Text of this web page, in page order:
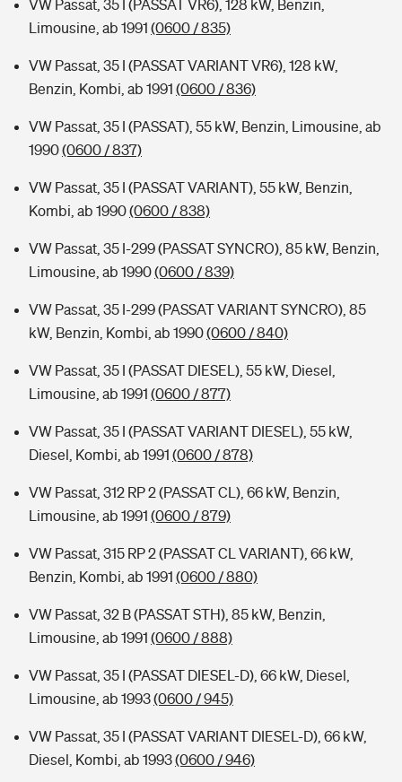
VW Passat, 35 I (PASSAT VR6), 128 kW, Benzin,
Limousine, ab 1991 (0600 / 835)
VW Passat, 35 I (PASSAT VARIANT VR6), 128 kW,
Benzin, Kombi, ab 1991 (0600 / 836)
VW Passat, 35 I (PASSAT), 55 kW, Benzin, Limousine, ab
1990(0600 / 837)
VW Passat, 35 I (PASSAT VARIANT), 55 kW, Benzin,
Kombi, ab 1990(0600 / 838)
VW Passat, 35 I-299 (PASSAT SYNCRO), 85 kW, Benzin,
Limousine, ab 1990(0600 / 839)
VW Passat, 35 I-299 (PASSAT VARIANT SYNCRO), 85
kW, Benzin, Kombi, ab 1990(0600 / 840)
VW Passat, 35 I (PASSAT DIESEL), 55 kW, Diesel,
Limousine, ab 1991 (0600 / 877)
VW Passat, 35 I (PASSAT VARIANT DIESEL), 55 kW,
Diesel, Kombi, ab 1991 (0600 / 878)
VW Passat, 312 RP 2 (PASSAT CL), 66 kW, Benzin,
Limousine, ab 1991 (0600 / 879)
VW Passat, 315 RP 2 (PASSAT CL VARIANT), 66 kW,
Benzin, Kombi, ab 1991 (0600 / 880)
VW Passat, 32 B (PASSAT STH), 85 kW, Benzin,
Limousine, ab 1991 (0600 / 888)
VW Passat, 35 I (PASSAT DIESEL-D), 66 kW, Diesel,
Limousine, ab 1993(0600 / 945)
VW Passat, 35 I (PASSAT VARIANT DIESEL-D), 66 kW,
Diesel, Kombi, ab 1993(0600 / 946)